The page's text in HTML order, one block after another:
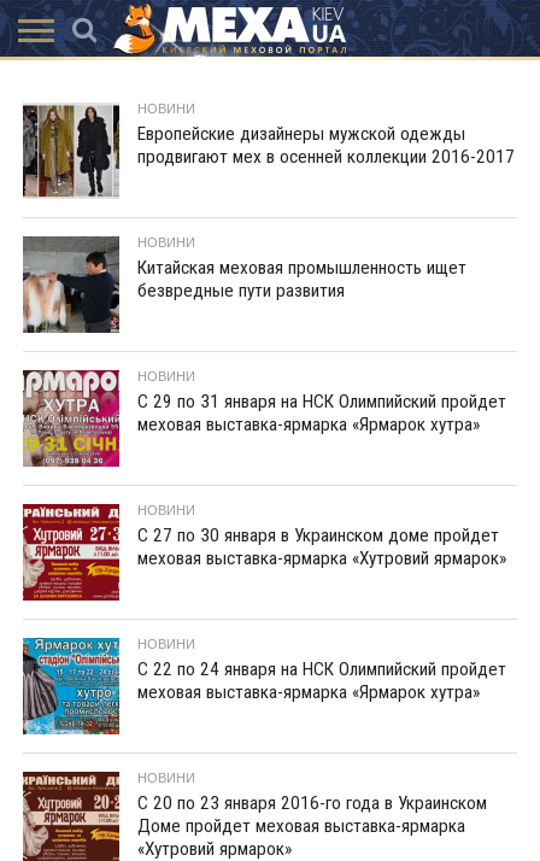
АКЦІЇ
ВИСТАВКИ
ПОСЛУГИ
МАГАЗИНИ
ХУТРЯНА
МОДА
НОВИНИ
КОНТАКТИ
АКСЕССУАРИНОВИНИ
Европейские дизайнеры мужской одежды
продвигают мех в осенней коллекции 2016-2017
НОВИНИ
Китайская меховая промышленность ищет
безвредные пути развития
НОВИНИ
С 29 по 31 января на НСК Олимпийский пройдет
меховая выставка-ярмарка «Ярмарок хутра»
НОВИНИ
С 27 по 30 января в Украинском доме пройдет
меховая выставка-ярмарка «Хутровий ярмарок»
НОВИНИ
C 22 по 24 января на НСК Олимпийский пройдет
меховая выставка-ярмарка «Ярмарок хутра»
НОВИНИ
С 20 по 23 января 2016-го года в Украинском
Доме пройдет меховая выставка-ярмарка
«Хутровий ярмарок»